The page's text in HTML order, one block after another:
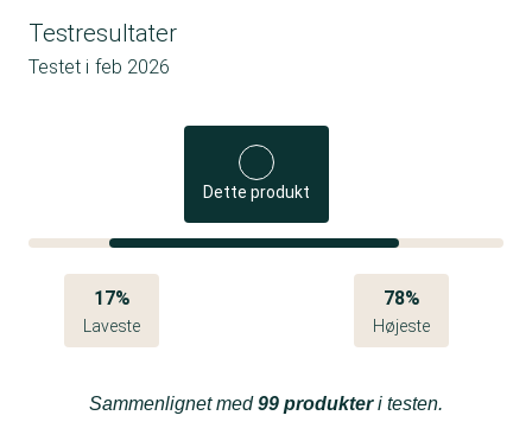
Testresultater
Testet i feb 2026
Dette produkt
17%
Laveste
78%
Højeste
Sammenlignet med99 produkteri testen.